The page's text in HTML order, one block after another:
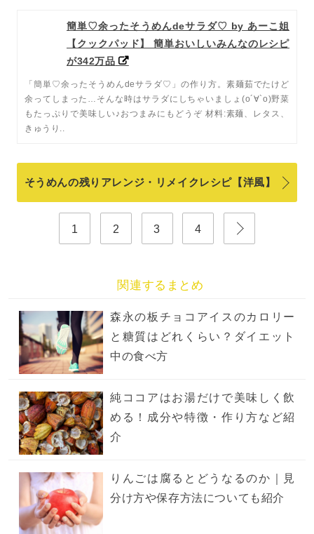
簡単♡余ったそうめんdeサラダ♡ by あーこ姐
【クックパッド】 簡単おいしいみんなのレシピ
が342万品
「簡単♡余ったそうめんdeサラダ♡」の作り方。素麺茹でたけど
余ってしまった…そんな時はサラダにしちゃいましょ(о´∀`о)野菜
もたっぷりで美味しい♪おつまみにもどうぞ 材料:素麺、レタス、
きゅうり..
そうめんの残りアレンジ・リメイクレシピ【洋風】
1 2 3 4
関連するまとめ
森永の板チョコアイスのカロリー
と糖質はどれくらい？ダイエット
中の食べ方
純ココアはお湯だけで美味しく飲
める！成分や特徴・作り方など紹
介
りんごは腐るとどうなるのか｜見
分け方や保存方法についても紹介